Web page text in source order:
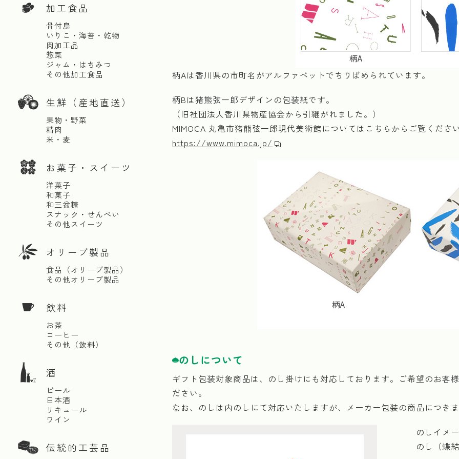
加工食品
骨付鳥
いりこ・海苔・乾物
肉加工品
惣菜
ジャム・はちみつ
その他加工食品
生鮮（産地直送）
果物・野菜
精肉
米・麦
お菓子・スイーツ
洋菓子
和菓子
和三盆糖
スナック・せんべい
その他スイーツ
オリーブ製品
食品（オリーブ製品）
その他オリーブ製品
飲料
お茶
コーヒー
その他（飲料）
酒
ビール
日本酒
リキュール
ワイン
伝統的工芸品
柄Aは香川県の市町名がアルファベットでちりばめられています。
柄Bは猪熊弦一郎デザインの包装紙です。
（旧社団法人香川県物産協会から引継がれました。）
MIMOCA 丸亀市猪熊弦一郎現代美術館についてはこちらからご覧くださ
https://www.mimoca.jp/
のしについて
ギフト包装対象商品は、のし掛けにも対応しております。ご希望のお客
ださい。
なお、のしは内のしにて対応いたしますが、メーカー包装の商品につき
のしイメ
のし（蝶